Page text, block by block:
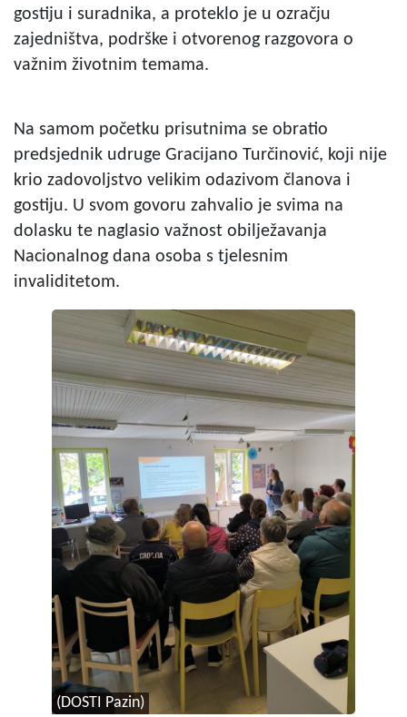
gostiju i suradnika, a proteklo je u ozračju
zajedništva, podrške i otvorenog razgovora o
važnim životnim temama.
Na samom početku prisutnima se obratio
predsjednik udruge Gracijano Turčinović, koji nije
krio zadovoljstvo velikim odazivom članova i
gostiju. U svom govoru zahvalio je svima na
dolasku te naglasio važnost obilježavanja
Nacionalnog dana osoba s tjelesnim
invaliditetom.
(DOSTI Pazin)